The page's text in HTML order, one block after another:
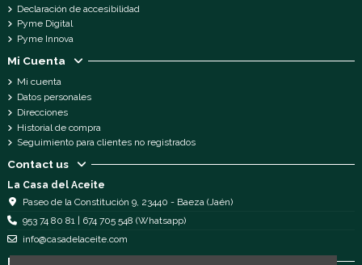
Declaración de accesibilidad
Pyme Digital
Pyme Innova
Mi Cuenta
Mi cuenta
Datos personales
Direcciones
Historial de compra
Seguimiento para clientes no registrados
Contact us
La Casa del Aceite
Paseo de la Constitución 9, 23440 - Baeza (Jaén)
953 74 80 81 | 674 705 548 (Whatsapp)
info@casadelaceite.com
Follow us